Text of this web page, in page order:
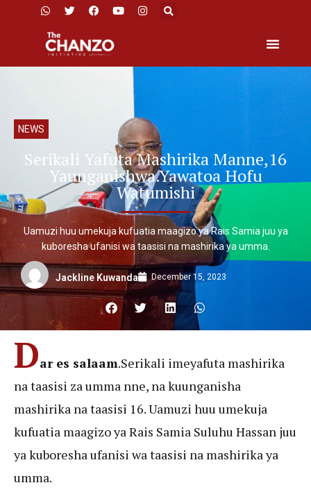
NEWS
Serikali Yafuta Mashirika Manne,16
Yaunganishwa.Yawatoa Hofu
Watumishi
Uamuzi huu umekuja kufuatia maagizo ya Rais Samia juu ya
kuboresha ufanisi wa taasisi na mashirika ya umma.
Jackline Kuwanda December 15, 2023
Dar es salaam.Serikali imeyafuta mashirika
na taasisi za umma nne, na kuunganisha
mashirika na taasisi 16. Uamuzi huu umekuja
kufuatia maagizo ya Rais Samia Suluhu Hassan juu
ya kuboresha ufanisi wa taasisi na mashirika ya
umma.